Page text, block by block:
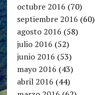
octubre 2016 (70)
septiembre 2016 (60)
agosto 2016 (58)
julio 2016 (52)
junio 2016 (53)
mayo 2016 (43)
abril 2016 (44)